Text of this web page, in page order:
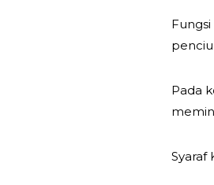
Pada
Syaraf